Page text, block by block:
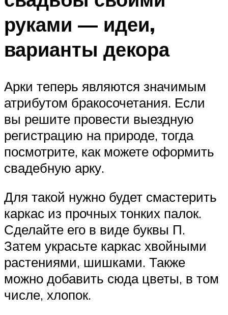
руками — идеи,
варианты декора
Арки теперь являются значимым
атрибутом бракосочетания. Если
вы решите провести выездную
регистрацию на природе, тогда
посмотрите, как можете оформить
свадебную арку.
Для такой нужно будет смастерить
каркас из прочных тонких палок.
Сделайте его в виде буквы П.
Затем украсьте каркас хвойными
растениями, шишками. Также
можно добавить сюда цветы, в том
числе, хлопок.